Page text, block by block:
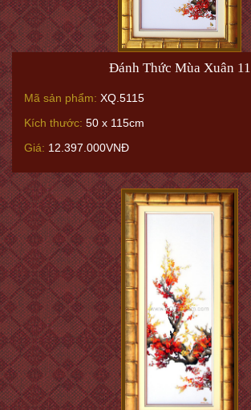
Đánh Thức Mùa Xuân 11
Mã sản phẩm: XQ.5115
Kích thước: 50 x 115cm
Giá: 12.397.000VNĐ